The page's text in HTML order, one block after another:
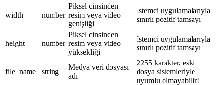
width number
Piksel cinsinden
resim veya video
genişliği
İstemci uygulamalarıyla
sınırlı pozitif tamsayı
height number
Piksel cinsinden
resim veya video
yüksekliği
İstemci uygulamalarıyla
sınırlı pozitif tamsayı
file_name string
Medya veri dosyası
adı
2255 karakter, eski
dosya sistemleriyle
uyumlu olmayabilir!